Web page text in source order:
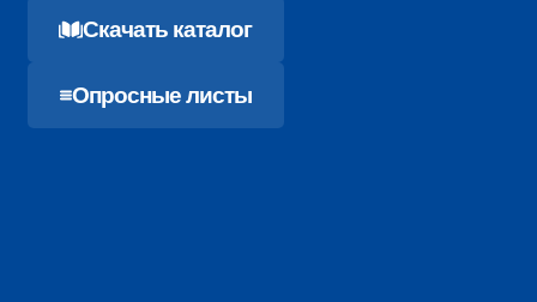
Cкачать каталог
Опросные листы